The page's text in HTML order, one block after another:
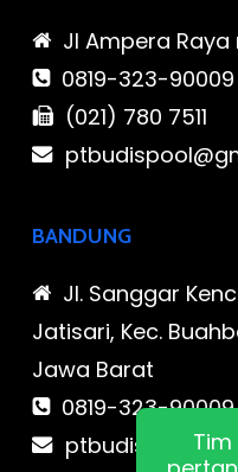
Jl Ampera Raya
0819-323-
(021) 780 7511
BANDUNG
Jl. Sanggar
Jatisari, Kec.
Jawa Barat
0819-323-